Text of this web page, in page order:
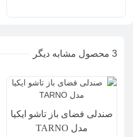
3 محصول مشابه دیگر
صندلی فضای باز تاشو ایکیا
مدل TARNO